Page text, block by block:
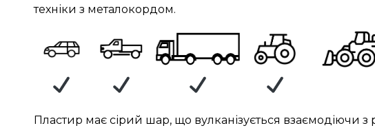
техніки з металокордом.
Пластир має сірий шар, що вулканізується взаємодіючи з